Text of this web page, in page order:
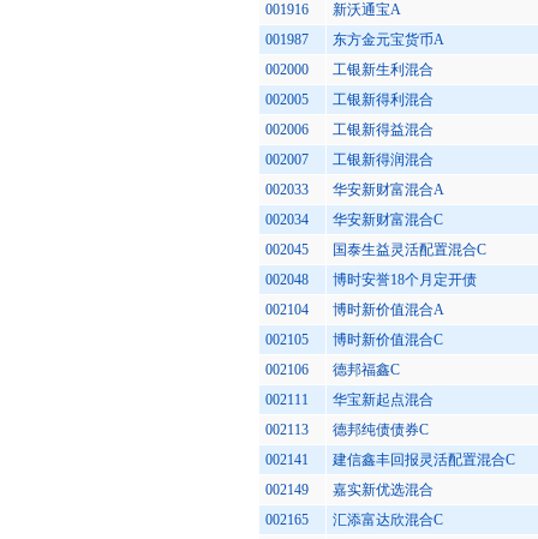
001916
新沃通宝A
001987
东方金元宝货币A
002000
工银新生利混合
002005
工银新得利混合
002006
工银新得益混合
002007
工银新得润混合
002033
华安新财富混合A
002034
华安新财富混合C
002045
国泰生益灵活配置混合C
002048
博时安誉18个月定开债
002104
博时新价值混合A
002105
博时新价值混合C
002106
德邦福鑫C
002111
华宝新起点混合
002113
德邦纯债债券C
002141
建信鑫丰回报灵活配置混合C
002149
嘉实新优选混合
002165
汇添富达欣混合C